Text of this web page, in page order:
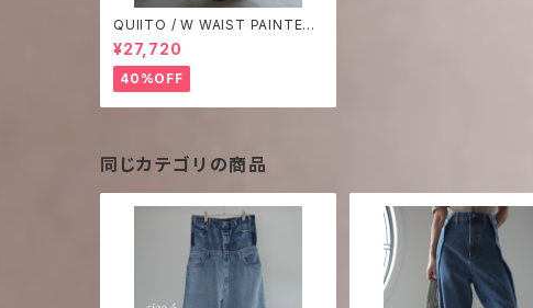
QUIITO / W WAIST PAINTER
PANTS
¥27,720
40%OFF
同じカテゴリの商品